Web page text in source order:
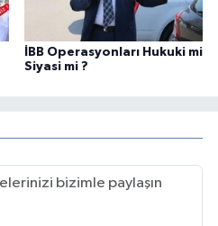
İBB Operasyonları Hukuki mi
Siyasi mi ?